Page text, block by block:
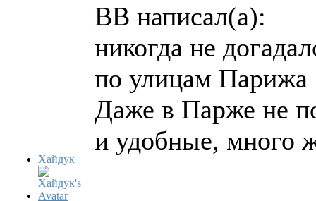
Хайдук
ВВ написал(а):
никогда не
по улицам Парижа
Даже в Парже не
и удобные, много